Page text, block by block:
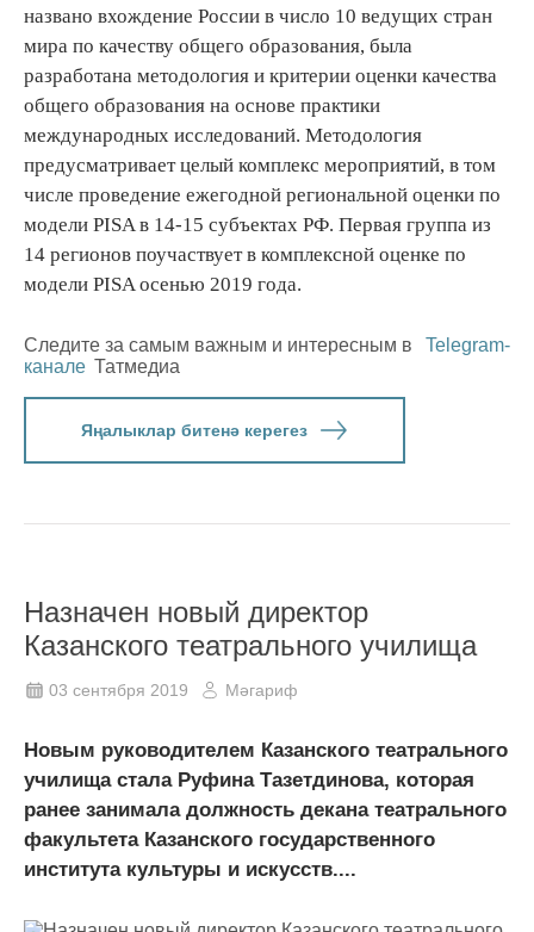
названо вхождение России в число 10 ведущих стран
мира по качеству общего образования, была
разработана методология и критерии оценки качества
общего образования на основе практики
международных исследований. Методология
предусматривает целый комплекс мероприятий, в том
числе проведение ежегодной региональной оценки по
модели PISA в 14-15 субъектах РФ. Первая группа из
14 регионов поучаствует в комплексной оценке по
модели PISA осенью 2019 года.
Следите за самым важным и интересным в
Telegram-
канале Татмедиа
Яңалыклар битенә керегез
Назначен новый директор
Казанского театрального училища
03 сентября 2019 Мәгариф
Новым руководителем Казанского театрального
училища стала Руфина Тазетдинова, которая
ранее занимала должность декана театрального
факультета Казанского государственного
института культуры и искусств....